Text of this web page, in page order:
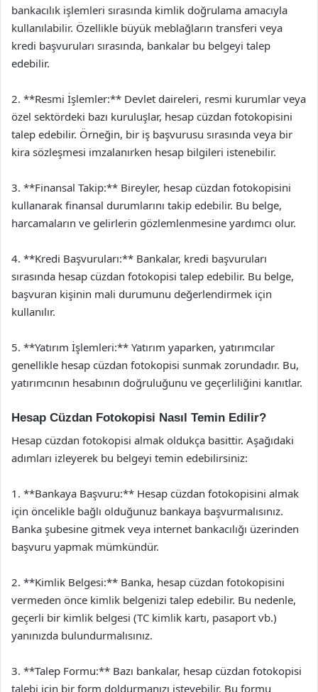
bankacılık işlemleri sırasında kimlik doğrulama amacıyla
kullanılabilir. Özellikle büyük meblağların transferi veya
kredi başvuruları sırasında, bankalar bu belgeyi talep
edebilir.
2. **Resmi İşlemler:** Devlet daireleri, resmi kurumlar veya
özel sektördeki bazı kuruluşlar, hesap cüzdan fotokopisini
talep edebilir. Örneğin, bir iş başvurusu sırasında veya bir
kira sözleşmesi imzalanırken hesap bilgileri istenebilir.
3. **Finansal Takip:** Bireyler, hesap cüzdan fotokopisini
kullanarak finansal durumlarını takip edebilir. Bu belge,
harcamaların ve gelirlerin gözlemlenmesine yardımcı olur.
4. **Kredi Başvuruları:** Bankalar, kredi başvuruları
sırasında hesap cüzdan fotokopisi talep edebilir. Bu belge,
başvuran kişinin mali durumunu değerlendirmek için
kullanılır.
5. **Yatırım İşlemleri:** Yatırım yaparken, yatırımcılar
genellikle hesap cüzdan fotokopisi sunmak zorundadır. Bu,
yatırımcının hesabının doğruluğunu ve geçerliliğini kanıtlar.
Hesap Cüzdan Fotokopisi Nasıl Temin Edilir?
Hesap cüzdan fotokopisi almak oldukça basittir. Aşağıdaki
adımları izleyerek bu belgeyi temin edebilirsiniz:
1. **Bankaya Başvuru:** Hesap cüzdan fotokopisini almak
için öncelikle bağlı olduğunuz bankaya başvurmalısınız.
Banka şubesine gitmek veya internet bankacılığı üzerinden
başvuru yapmak mümkündür.
2. **Kimlik Belgesi:** Banka, hesap cüzdan fotokopisini
vermeden önce kimlik belgenizi talep edebilir. Bu nedenle,
geçerli bir kimlik belgesi (TC kimlik kartı, pasaport vb.)
yanınızda bulundurmalısınız.
3. **Talep Formu:** Bazı bankalar, hesap cüzdan fotokopisi
talebi için bir form doldurmanızı isteyebilir. Bu formu